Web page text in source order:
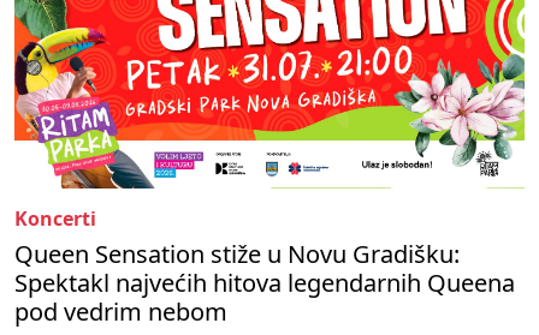
Koncerti
Queen Sensation stiže u Novu Gradišku:
Spektakl najvećih hitova legendarnih Queena
pod vedrim nebom